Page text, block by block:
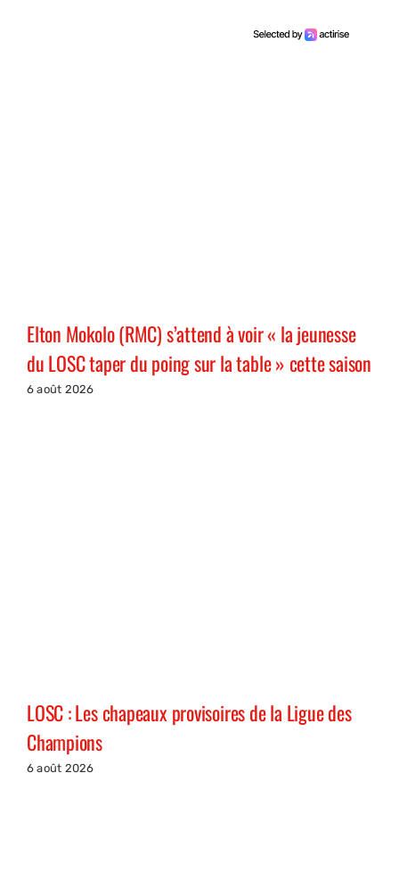
Elton Mokolo (RMC) s’attend à voir « la jeunesse
du LOSC taper du poing sur la table » cette saison
6 août 2026
LOSC : Les chapeaux provisoires de la Ligue des
Champions
6 août 2026